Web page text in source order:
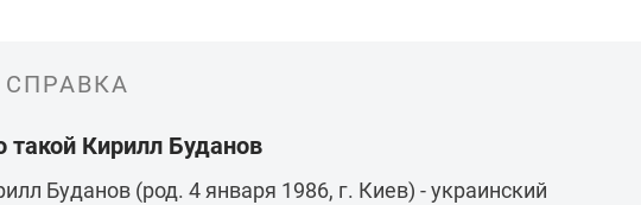
СПРАВКА
такой Кирилл Буданов
Буданов (род. 4 января 1986, г. Киев) - украинский